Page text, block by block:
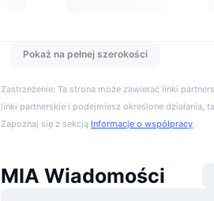
Pokaż na pełnej szerokości
Zastrzeżenie: Ta strona może zawierać linki
linki partnerskie i podejmiesz określone działania,
Zapoznaj się z sekcją Informacje o współpracy.
MIA Wiadomości